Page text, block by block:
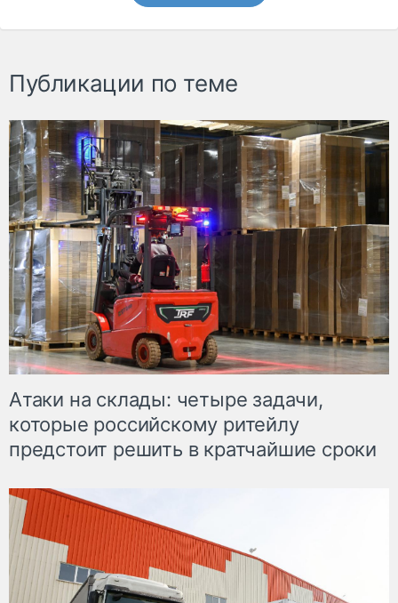
Публикации по теме
Атаки на склады: четыре задачи,
которые российскому ритейлу
предстоит решить в кратчайшие сроки